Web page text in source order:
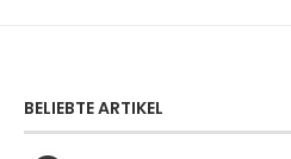
BELIEBTE ARTIKEL